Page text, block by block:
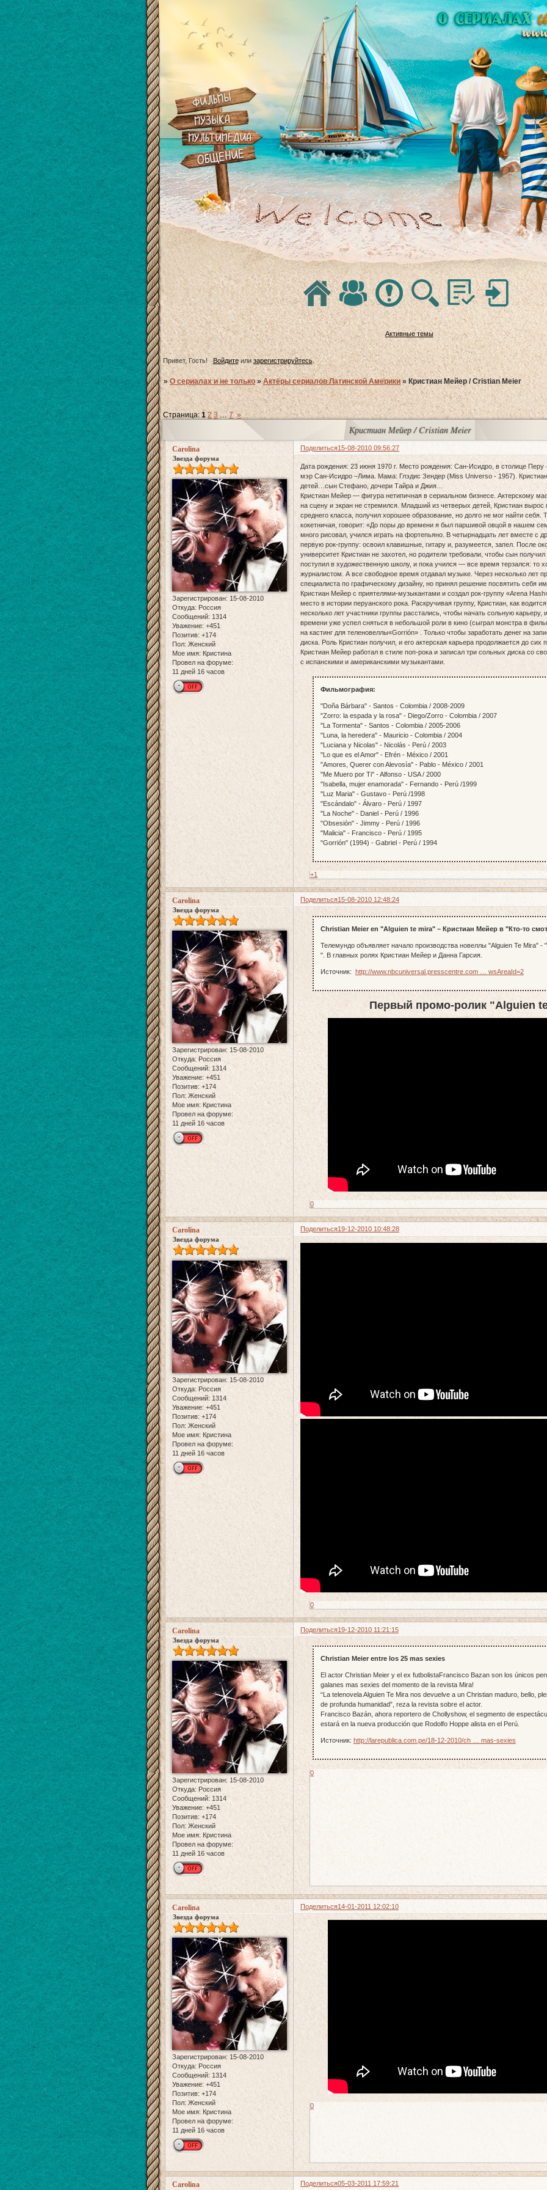
Активные темы
Привет, Гость! Войдитеилизарегистрируйтесь.
»О сериалах и не только »Актёры сериалов Латинской Америки »Кристиан Мейер / Cristian Meier
Кристиан Мейер / Cristian Meier
Страница:1 2 3 … 7 »
Поделиться15-08-2010 09:56:27
Carolina
Звезда форума
Зарегистрирован: 15-08-2010
Откуда: Россия
Сообщений: 1314
Уважение: +451
Позитив: +174
Пол: Женский
Мое имя: Кристина
Провел на форуме:
11 дней 16 часов
Дата рождения: 23 июня 1970 г. Место рождения: Сан-Исидро, в столице
мэр Сан-Исидро –Лима. Мама: Глэдис Зендер (Miss Universo - 1957).
детей…сын Стефано, дочери Тайра и Джия…
Кристиан Мейер — фигура нетипичная в сериальном бизнесе. Актерскому
на сцену и экран не стремился. Младший из четверых детей, Кристиан вырос
среднего класса, получил хорошее образование, но долго не мог найти себя.
кокетничая, говорит: «До поры до времени я был паршивой овцой в нашем
много рисовал, учился играть на фортепьяно. В четырнадцать лет вместе с
первую рок-группу: освоил клавишные, гитару и, разумеется, запел. После
университет Кристиан не захотел, но родители требовали, чтобы сын
поступил в художественную школу, и пока учился — все время терзался: то
журналистом. А все свободное время отдавал музыке. Через несколько лет
специалиста по графическому дизайну, но принял решение посвятить себя
Кристиан Мейер с приятелями-музыкантами и создал рок-группу «Arena
место в истории перуанского рока. Раскручивая группу, Кристиан, как
несколько лет участники группы расстались, чтобы начать сольную карьеру,
времени уже успел сняться в небольшой роли в кино (сыграл монстра в
на кастинг для теленовеллы«Gorrión» . Только чтобы заработать денег на
диска. Роль Кристиан получил, и его актерская карьера продолжается до сих
Кристиан Мейер работал в стиле поп-рока и записал три сольных диска со
с испанскими и американскими музыкантами.
Фильмография:
"Doña Bárbara" - Santos - Colombia / 2008-2009
"Zorro: la espada y la rosa" - Diego/Zorro - Colombia / 2007
"La Tormenta" - Santos - Colombia / 2005-2006
"Luna, la heredera" - Mauricio - Colombia / 2004
"Luciana y Nicolas" - Nicolás - Perú / 2003
"Lo que es el Amor" - Efrén - México / 2001
"Amores, Querer con Alevosía" - Pablo - México / 2001
"Me Muero por Ti" - Alfonso - USA / 2000
"Isabella, mujer enamorada" - Fernando - Perú /1999
"Luz Maria" - Gustavo - Perú /1998
"Escándalo" - Álvaro - Perú / 1997
"La Noche" - Daniel - Perú / 1996
"Obsesión" - Jimmy - Perú / 1996
"Malicia" - Francisco - Perú / 1995
"Gorrión" (1994) - Gabriel - Perú / 1994
+1
Поделиться15-08-2010 12:48:24
Carolina
Звезда форума
Зарегистрирован: 15-08-2010
Откуда: Россия
Сообщений: 1314
Уважение: +451
Позитив: +174
Пол: Женский
Мое имя: Кристина
Провел на форуме:
11 дней 16 часов
Christian Meier en "Alguien te mira" – Кристиан Мейер в "Кто-то
Телемундо объявляет начало производства новеллы "Alguien Te Mira" -
". В главных ролях Кристиан Мейер и Данна Гарсия.
Источник: http://www.nbcuniversal.presscentre.com … wsAreaId=2
Первый промо-ролик "Alguien
0
Поделиться19-12-2010 10:48:28
Carolina
Звезда форума
Зарегистрирован: 15-08-2010
Откуда: Россия
Сообщений: 1314
Уважение: +451
Позитив: +174
Пол: Женский
Мое имя: Кристина
Провел на форуме:
11 дней 16 часов
0
Поделиться19-12-2010 11:21:15
Carolina
Звезда форума
Зарегистрирован: 15-08-2010
Откуда: Россия
Сообщений: 1314
Уважение: +451
Позитив: +174
Пол: Женский
Мое имя: Кристина
Провел на форуме:
11 дней 16 часов
Christian Meier entre los 25 mas sexies
El actor Christian Meier y el ex futbolistaFrancisco Bazan son los únicos
galanes mas sexies del momento de la revista Mira!
“La telenovela Alguien Te Mira nos devuelve a un Christian maduro, bello,
de profunda humanidad”, reza la revista sobre el actor.
Francisco Bazán, ahora reportero de Chollyshow, el segmento de
estará en la nueva producción que Rodolfo Hoppe alista en el Perú.
Источник: http://larepublica.com.pe/18-12-2010/ch … mas-sexies
0
Поделиться14-01-2011 12:02:10
Carolina
Звезда форума
Зарегистрирован: 15-08-2010
Откуда: Россия
Сообщений: 1314
Уважение: +451
Позитив: +174
Пол: Женский
Мое имя: Кристина
Провел на форуме:
11 дней 16 часов
0
Поделиться05-03-2011 17:59:21
Carolina